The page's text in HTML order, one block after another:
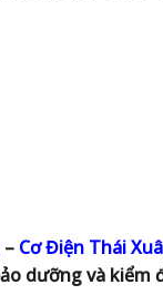
– Cơ Điện Thái
dưỡng và kiểm